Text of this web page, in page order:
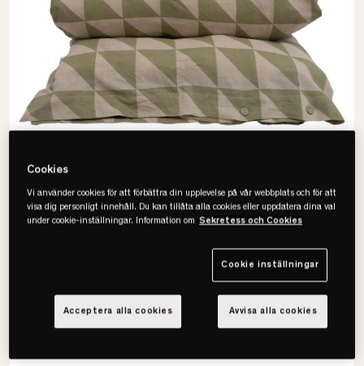
Ditta Påslakanset
• Andas bra & lätt att sköta
Cookies
Vi använder cookies för att förbättra din upplevelse på vår webbplats och för att
visa dig personligt innehåll. Du kan tillåta alla cookies eller uppdatera dina val
under cookie-inställningar. Information om Sekretess och Cookies
Cookie inställningar
Avvisa alla cookies
Acceptera alla cookies